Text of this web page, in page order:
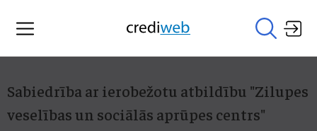
Sabiedrība ar ierobežotu atbildību "Zilupes
veselības un sociālās aprūpes centrs"